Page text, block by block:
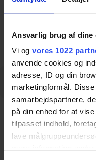
Ansvarlig brug af dine
Vi og vores 1022
anvende cookies og
adresse, ID og din
marketingformål.
samarbejdspartnere,
på din enhed for at
tilpasset indhold,
lave
Download
Description
Description